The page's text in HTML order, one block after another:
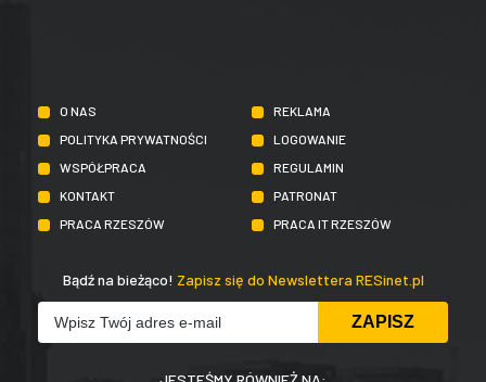
O NAS
REKLAMA
POLITYKA PRYWATNOŚCI
LOGOWANIE
WSPÓŁPRACA
REGULAMIN
KONTAKT
PATRONAT
PRACA RZESZÓW
PRACA IT RZESZÓW
Bądź na bieżąco! Zapisz się do Newslettera RESinet.pl